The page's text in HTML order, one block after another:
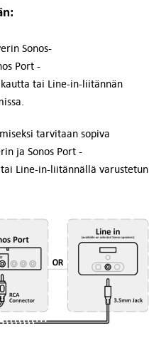
Sonos-
Port -
tai Line-in-liitännän
tarvitaan sopiva
ja Sonos Port -
Line-in-liitännällä varustetun